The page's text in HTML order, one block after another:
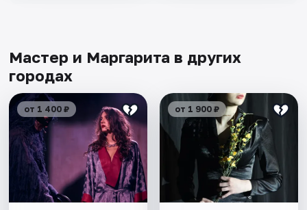
Мастер и Маргарита в других
городах
от 1 400 ₽ от 1 900 ₽